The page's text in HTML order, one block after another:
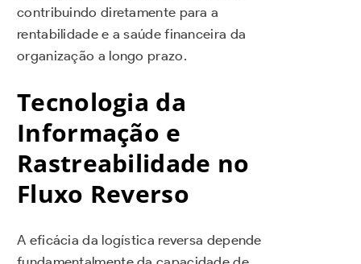
contribuindo diretamente para a
rentabilidade e a saúde financeira da
organização a longo prazo.
Tecnologia da
Informação e
Rastreabilidade no
Fluxo Reverso
A eficácia da logística reversa depende